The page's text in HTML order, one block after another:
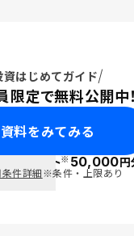
資はじめてガイド
限定で無料公開中！
料をみてみる
ポイント※50,000円
件詳細※条件・上限あり